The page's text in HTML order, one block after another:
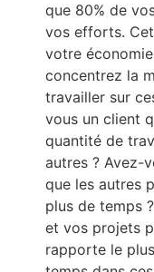
que 80% de
vos efforts.
votre
concentrez la
travailler sur
vous un client
quantité de
autres ? Avez-
que les autres
plus de temps
et vos projets
rapporte le